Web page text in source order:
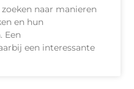
naar manieren
en hun
Een
een interessante